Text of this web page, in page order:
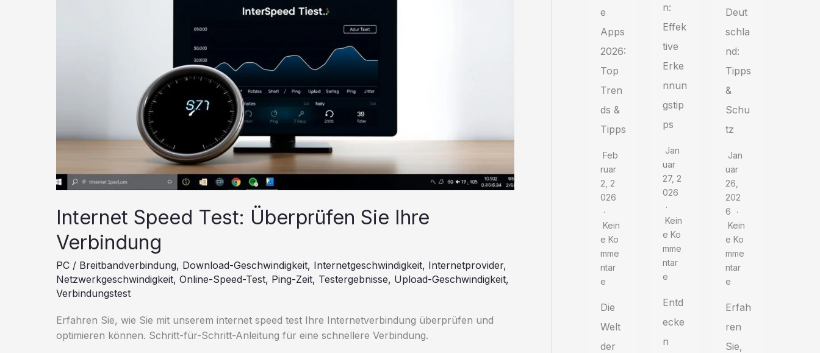
Internet Speed Test: Überprüfen Sie Ihre
Verbindung
PC / Breitbandverbindung, Download-Geschwindigkeit, Internetgeschwindigkeit, Internetprovider,
Netzwerkgeschwindigkeit, Online-Speed-Test, Ping-Zeit, Testergebnisse, Upload-Geschwindigkeit,
Verbindungstest
Erfahren Sie, wie Sie mit unserem internet speed test Ihre Internetverbindung überprüfen und
optimieren können. Schritt-für-Schritt-Anleitung für eine schnellere Verbindung.
e
Apps
2026:
Top
Tren
ds &
Tipps
Feb
Ruar
2, 2
026
Kein
E Ko
Mme
Ntar
E
Die
Welt
der
n:
Effek
tive
Erke
nnun
gstip
ps
Jan
Uar
27, 2
026
Kein
E Ko
Mme
Ntar
E
Entd
ecke
n
Deut
schla
nd:
Tipps
&
Schu
tz
Jan
Uar
26,
202
6
Kein
E Ko
Mme
Ntar
E
Erfah
ren
Sie,